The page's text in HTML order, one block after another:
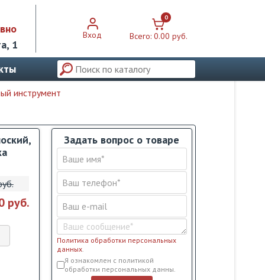
1
Вход
0
Всего: 0.00 pуб.
инструмент
pуб.
Задать вопрос о товаре
Политика обработки персональных
данных.
Условия обслуживания
Я ознакомлен с политикой
обработки персональных данны.